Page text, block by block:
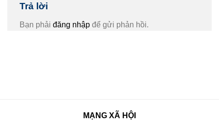
Trả lời
Bạn phải đăng nhập để gửi phản hồi.
MẠNG XÃ HỘI